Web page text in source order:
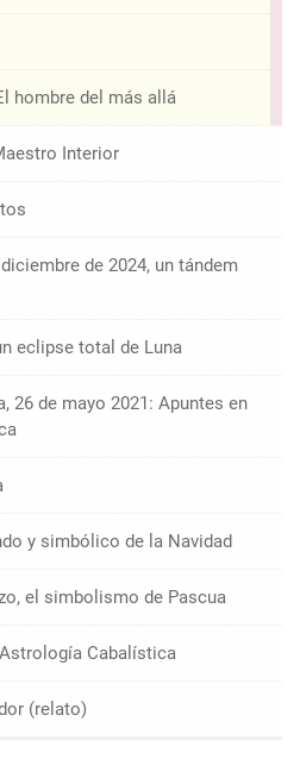
hombre del más allá
Interior
de 2024, un tándem
eclipse total de Luna
26 de mayo 2021: Apuntes en
y simbólico de la Navidad
el simbolismo de Pascua
Cabalística
(relato)